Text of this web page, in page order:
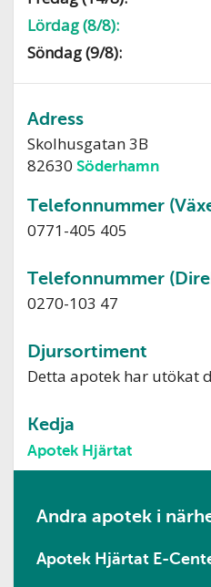
Lördag (8/8):
Söndag (9/8):
Adress
Skolhusgatan 3B
82630Söderhamn
Telefonnummer
0771-405 405
Telefonnummer
0270-103 47
Djursortiment
Detta apotek har utökat
Kedja
Apotek Hjärtat
Andra apotek i
Apotek Hjärtat E-